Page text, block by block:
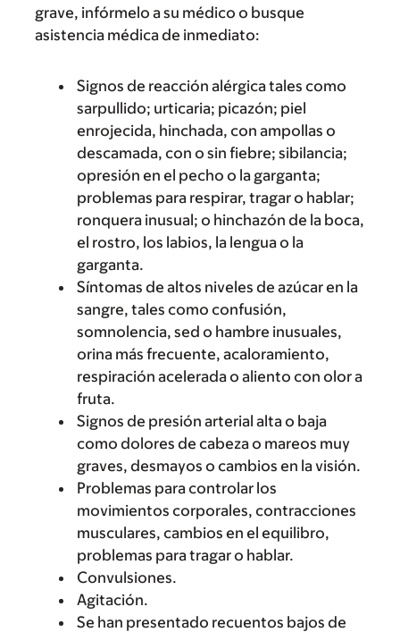
grave, infórmelo a su médico o busque
asistencia médica de inmediato:
Signos de reacción alérgica tales como
sarpullido; urticaria; picazón; piel
enrojecida, hinchada, con ampollas o
descamada, con o sin fiebre; sibilancia;
opresión en el pecho o la garganta;
problemas para respirar, tragar o hablar;
ronquera inusual; o hinchazón de la boca,
el rostro, los labios, la lengua o la
garganta.
Síntomas de altos niveles de azúcar en la
sangre, tales como confusión,
somnolencia, sed o hambre inusuales,
orina más frecuente, acaloramiento,
respiración acelerada o aliento con olor a
fruta.
Signos de presión arterial alta o baja
como dolores de cabeza o mareos muy
graves, desmayos o cambios en la visión.
Problemas para controlar los
movimientos corporales, contracciones
musculares, cambios en el equilibro,
problemas para tragar o hablar.
Convulsiones.
Agitación.
Se han presentado recuentos bajos de